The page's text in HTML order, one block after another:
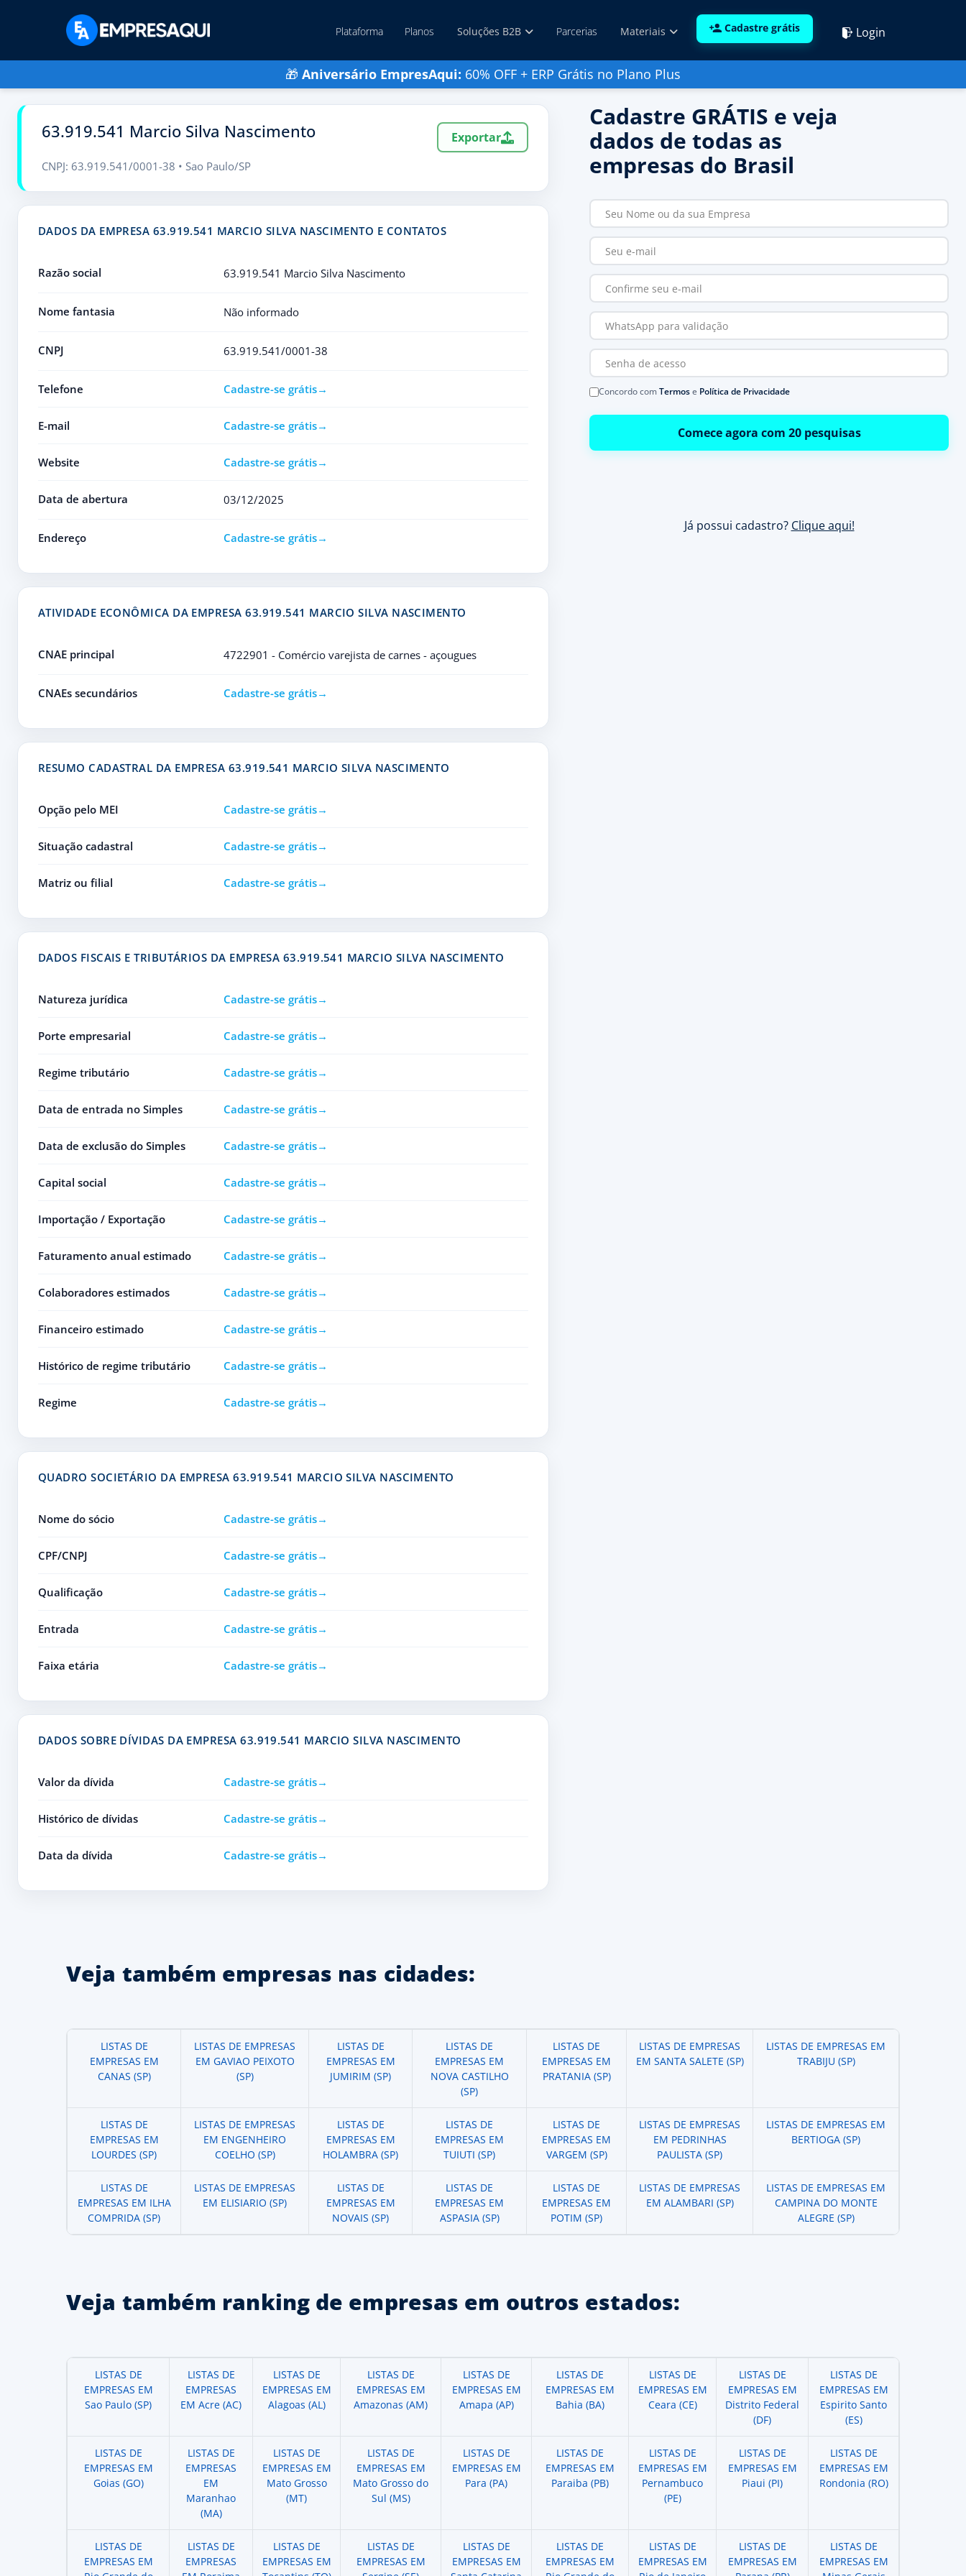
Plataforma Planos Soluções B2B Parcerias Materiais Cadastre grátis Login
🎁 Aniversário EmpresAqui: 60% OFF + ERP Grátis no Plano Plus
63.919.541 Marcio Silva Nascimento Exportar
CNPJ: 63.919.541/0001-38 • Sao Paulo/SP
DADOS DA EMPRESA 63.919.541 MARCIO SILVA NASCIMENTO E CONTATOS
Razão social 63.919.541 Marcio Silva Nascimento
Nome fantasia Não informado
CNPJ 63.919.541/0001-38
Telefone Cadastre-se grátis
E-mail Cadastre-se grátis
Website Cadastre-se grátis
Data de abertura 03/12/2025
Endereço Cadastre-se grátis
ATIVIDADE ECONÔMICA DA EMPRESA 63.919.541 MARCIO SILVA NASCIMENTO
CNAE principal 4722901 - Comércio varejista de carnes - açougues
CNAEs secundários Cadastre-se grátis
RESUMO CADASTRAL DA EMPRESA 63.919.541 MARCIO SILVA NASCIMENTO
Opção pelo MEI Cadastre-se grátis
Situação cadastral Cadastre-se grátis
Matriz ou filial Cadastre-se grátis
DADOS FISCAIS E TRIBUTÁRIOS DA EMPRESA 63.919.541 MARCIO SILVA NASCIMENTO
Natureza jurídica Cadastre-se grátis
Porte empresarial Cadastre-se grátis
Regime tributário Cadastre-se grátis
Data de entrada no Simples Cadastre-se grátis
Data de exclusão do Simples Cadastre-se grátis
Capital social Cadastre-se grátis
Importação / Exportação Cadastre-se grátis
Faturamento anual estimado Cadastre-se grátis
Colaboradores estimados Cadastre-se grátis
Financeiro estimado Cadastre-se grátis
Histórico de regime tributário Cadastre-se grátis
Regime Cadastre-se grátis
QUADRO SOCIETÁRIO DA EMPRESA 63.919.541 MARCIO SILVA NASCIMENTO
Nome do sócio Cadastre-se grátis
CPF/CNPJ Cadastre-se grátis
Qualificação Cadastre-se grátis
Entrada Cadastre-se grátis
Faixa etária Cadastre-se grátis
DADOS SOBRE DÍVIDAS DA EMPRESA 63.919.541 MARCIO SILVA NASCIMENTO
Valor da dívida Cadastre-se grátis
Histórico de dívidas Cadastre-se grátis
Data da dívida Cadastre-se grátis
Cadastre GRÁTIS e veja
dados de todas as
empresas do Brasil
Concordo comTermose Política de Privacidade
Comece agora com 20 pesquisas
Já possui cadastro? Clique aqui!
Veja também empresas nas cidades:
LISTAS DE
EMPRESAS EM
CANAS (SP)
LISTAS DE EMPRESAS
EM GAVIAO PEIXOTO
(SP)
LISTAS DE
EMPRESAS EM
JUMIRIM (SP)
LISTAS DE
EMPRESAS EM
NOVA CASTILHO
(SP)
LISTAS DE
EMPRESAS EM
PRATANIA (SP)
LISTAS DE EMPRESAS
EM SANTA SALETE (SP)
LISTAS DE EMPRESAS EM
TRABIJU (SP)
LISTAS DE
EMPRESAS EM
LOURDES (SP)
LISTAS DE EMPRESAS
EM ENGENHEIRO
COELHO (SP)
LISTAS DE
EMPRESAS EM
HOLAMBRA (SP)
LISTAS DE
EMPRESAS EM
TUIUTI (SP)
LISTAS DE
EMPRESAS EM
VARGEM (SP)
LISTAS DE EMPRESAS
EM PEDRINHAS
PAULISTA (SP)
LISTAS DE EMPRESAS EM
BERTIOGA (SP)
LISTAS DE
EMPRESAS EM ILHA
COMPRIDA (SP)
LISTAS DE EMPRESAS
EM ELISIARIO (SP)
LISTAS DE
EMPRESAS EM
NOVAIS (SP)
LISTAS DE
EMPRESAS EM
ASPASIA (SP)
LISTAS DE
EMPRESAS EM
POTIM (SP)
LISTAS DE EMPRESAS
EM ALAMBARI (SP)
LISTAS DE EMPRESAS EM
CAMPINA DO MONTE
ALEGRE (SP)
Veja também ranking de empresas em outros estados:
LISTAS DE
EMPRESAS EM
Sao Paulo (SP)
LISTAS DE
EMPRESAS
EM Acre (AC)
LISTAS DE
EMPRESAS EM
Alagoas (AL)
LISTAS DE
EMPRESAS EM
Amazonas (AM)
LISTAS DE
EMPRESAS EM
Amapa (AP)
LISTAS DE
EMPRESAS EM
Bahia (BA)
LISTAS DE
EMPRESAS EM
Ceara (CE)
LISTAS DE
EMPRESAS EM
Distrito Federal
(DF)
LISTAS DE
EMPRESAS EM
Espirito Santo
(ES)
LISTAS DE
EMPRESAS EM
Goias (GO)
LISTAS DE
EMPRESAS
EM
Maranhao
(MA)
LISTAS DE
EMPRESAS EM
Mato Grosso
(MT)
LISTAS DE
EMPRESAS EM
Mato Grosso do
Sul (MS)
LISTAS DE
EMPRESAS EM
Para (PA)
LISTAS DE
EMPRESAS EM
Paraiba (PB)
LISTAS DE
EMPRESAS EM
Pernambuco
(PE)
LISTAS DE
EMPRESAS EM
Piaui (PI)
LISTAS DE
EMPRESAS EM
Rondonia (RO)
LISTAS DE
EMPRESAS EM
LISTAS DE
EMPRESAS
LISTAS DE
EMPRESAS EM
LISTAS DE
EMPRESAS EM
LISTAS DE
EMPRESAS EM
LISTAS DE
EMPRESAS EM
LISTAS DE
EMPRESAS EM
LISTAS DE
EMPRESAS EM
LISTAS DE
EMPRESAS EM